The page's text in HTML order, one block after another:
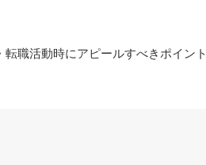
職活動時にアピールすべきポイント